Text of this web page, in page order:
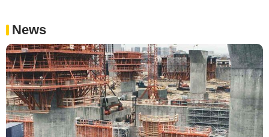
News